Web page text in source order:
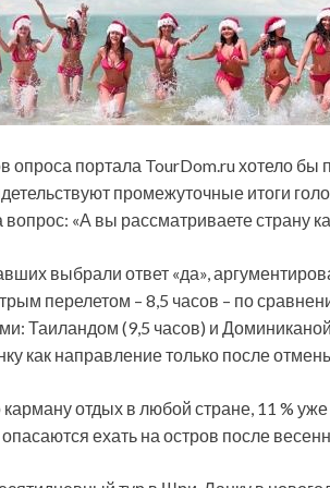
опроса портала TourDom.ru хотело бы
промежуточные итоги
«А вы рассматриваете страну
выбрали ответ «да»,
перелетом – 8,5 часов – по
Таиландом (9,5 часов) и
как направление только после
отдых в любой стране, 11 %
ехать на остров после